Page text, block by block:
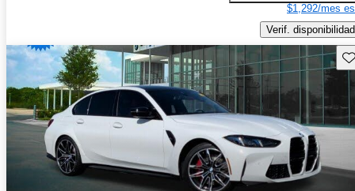
$1,292/mes
Verif. disponibilidad